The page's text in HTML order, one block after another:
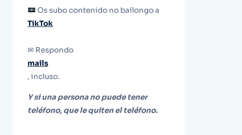
Os subo contenido no bailongo a
TikTok
✉ Respondo
mails
, incluso.
Y si una persona no puede tener
teléfono, que le quiten el teléfono.